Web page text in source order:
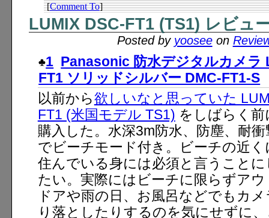
[Comment To]
LUMIX DSC-FT1 (TS1) レビュ
Posted by yooseeon
1
Panasonic 防水デジタルカメラ
FT1 ソリッドシルバー DMC-FT1-S
以前から欲しいなと思っていた
FT1 (米国モデル TS1) をしばらく前
購入した。水深3m防水、防塵、耐衝
でビーチモード付き。ビーチの近く
住んでいる身には必須と言うことに
たい。実際にはビーチに限らずアウ
ドアや雨の日、お風呂などでもカ
り落としたりするのを気にせずに